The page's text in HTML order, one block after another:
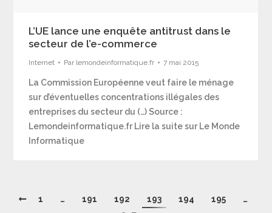
L’UE lance une enquête antitrust dans le
secteur de l’e-commerce
Internet Par lemondeinformatique.fr 7 mai 2015
La Commission Européenne veut faire le ménage
sur d’éventuelles concentrations illégales des
entreprises du secteur du (…) Source :
Lemondeinformatique.fr Lire la suite sur Le Monde
Informatique
1 … 191 192 193 194 195
…